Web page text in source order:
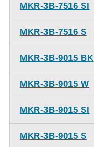
MKR-3B-7516 SI
MKR-3B-7516 S
MKR-3B-9015 BK
MKR-3B-9015 W
MKR-3B-9015 SI
MKR-3B-9015 S